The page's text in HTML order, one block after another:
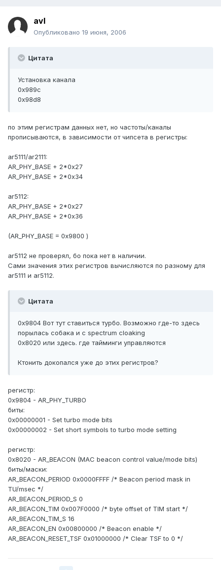
avl
Опубликовано 19 июня, 2006
Цитата
Установка канала
0x989c
0x98d8
по этим регистрам данных нет, но частоты/каналы
прописываются, в зависимости от чипсета в регистры:
ar5111/ar2111:
AR_PHY_BASE + 2*0x27
AR_PHY_BASE + 2*0x34
ar5112:
AR_PHY_BASE + 2*0x27
AR_PHY_BASE + 2*0x36
(AR_PHY_BASE = 0x9800 )
ar5112 не проверял, бо пока нет в наличии.
Сами значения этих регистров вычисляются по разному для
ar5111 и ar5112.
Цитата
0x9804 Вот тут ставиться турбо. Возможно где-то здесь
порылась собака и с spectrum cloaking
0x8020 или здесь. где тайминги управляются
Ктонить докопался уже до этих регистров?
регистр:
0x9804 - AR_PHY_TURBO
биты:
0x00000001 - Set turbo mode bits
0x00000002 - Set short symbols to turbo mode setting
регистр:
0x8020 - AR_BEACON (MAC beacon control value/mode bits)
биты/маски:
AR_BEACON_PERIOD 0x0000FFFF /* Beacon period mask in
TU/msec */
AR_BEACON_PERIOD_S 0
AR_BEACON_TIM 0x007F0000 /* byte offset of TIM start */
AR_BEACON_TIM_S 16
AR_BEACON_EN 0x00800000 /* Beacon enable */
AR_BEACON_RESET_TSF 0x01000000 /* Clear TSF to 0 */